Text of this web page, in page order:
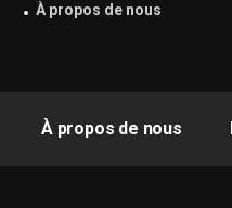
À propos de nous
À propos de nous